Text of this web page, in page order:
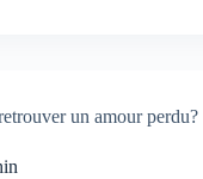
un amour perdu?